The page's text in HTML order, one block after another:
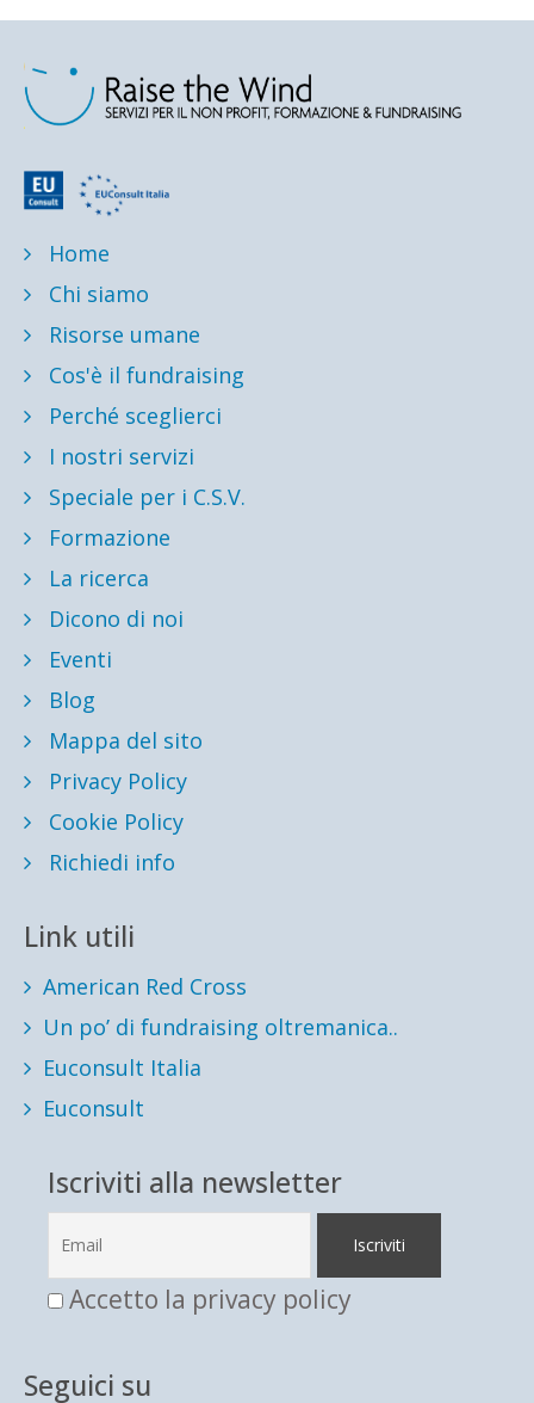
Home
Chi siamo
Risorse umane
Cos'è il fundraising
Perché sceglierci
I nostri servizi
Speciale per i C.S.V.
Formazione
La ricerca
Dicono di noi
Eventi
Blog
Mappa del sito
Privacy Policy
Cookie Policy
Richiedi info
Link utili
American Red Cross
Un po’ di fundraising oltremanica..
Euconsult Italia
Euconsult
Iscriviti alla newsletter
Accetto la privacy policy
Seguici su